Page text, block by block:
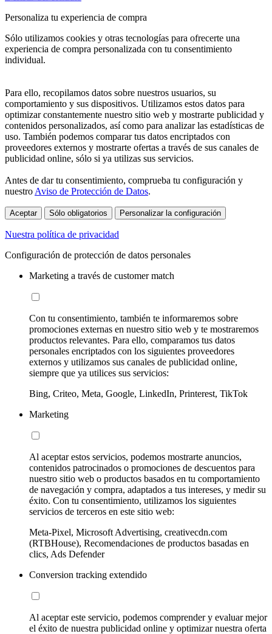
Personaliza tu experiencia de compra
Sólo utilizamos cookies y otras tecnologías para ofrecerte una
experiencia de compra personalizada con tu consentimiento
individual.
Para ello, recopilamos datos sobre nuestros usuarios, su
comportamiento y sus dispositivos. Utilizamos estos datos para
optimizar constantemente nuestro sitio web y mostrarte publicidad y
contenidos personalizados, así como para analizar las estadísticas de
uso. También podemos comparar tus datos encriptados con
proveedores externos y mostrarte ofertas a través de sus canales de
publicidad online, sólo si ya utilizas sus servicios.
Antes de dar tu consentimiento, comprueba tu configuración y
nuestro Aviso de Protección de Datos.
Aceptar Sólo obligatorios Personalizar la configuración
Nuestra política de privacidad
Configuración de protección de datos personales
Marketing a través de customer match
Con tu consentimiento, también te informaremos sobre
promociones externas en nuestro sitio web y te mostraremos
productos relevantes. Para ello, comparamos tus datos
personales encriptados con los siguientes proveedores
externos y utilizamos sus canales de publicidad online,
siempre que ya utilices sus servicios:
Bing, Criteo, Meta, Google, LinkedIn, Printerest, TikTok
Marketing
Al aceptar estos servicios, podemos mostrarte anuncios,
contenidos patrocinados o promociones de descuentos para
nuestro sitio web o productos basados en tu comportamiento
de navegación y compra, adaptados a tus intereses, y medir su
éxito. Con tu consentimiento, utilizamos los siguientes
servicios de terceros en este sitio web:
Meta-Pixel, Microsoft Advertising, creativecdn.com
(RTBHouse), Recomendaciones de productos basadas en
clics, Ads Defender
Conversion tracking extendido
Al aceptar este servicio, podemos comprender y evaluar mejor
el éxito de nuestra publicidad online y optimizar nuestra oferta